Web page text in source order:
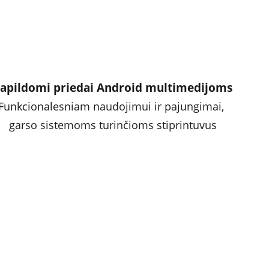
priedai Android multimedijoms
naudojimui ir pajungimai,
garso sistemoms turinčioms stiprintuvus